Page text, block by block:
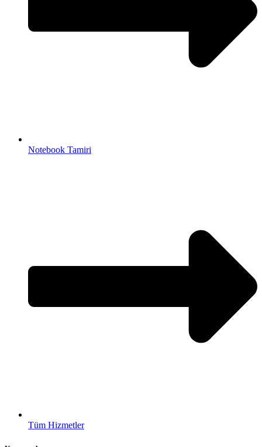
Notebook Tamiri
Tüm Hizmetler